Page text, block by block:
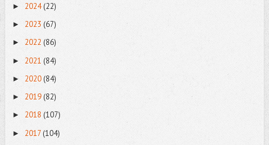
► 2024(22)
► 2023 (67)
► 2022 (86)
► 2021 (84)
► 2020 (84)
► 2019(82)
► 2018 (107)
► 2017 (104)